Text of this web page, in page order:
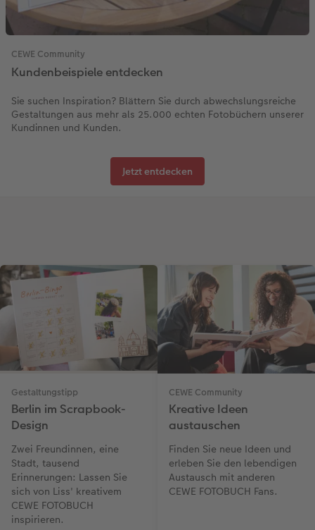
CEWE Community
Kundenbeispiele entdecken
Sie suchen Inspiration? Blättern Sie durch abwechslungsreiche
Gestaltungen aus mehr als 25.000 echten Fotobüchern unserer
Kundinnen und Kunden.
Jetzt entdecken
Gestaltungstipp
Berlin im Scrapbook-
Design
Zwei Freundinnen, eine
Stadt, tausend
Erinnerungen: Lassen Sie
sich von Liss' kreativem
CEWE FOTOBUCH
inspirieren.
CEWE Community
Kreative Ideen
austauschen
Finden Sie neue Ideen und
erleben Sie den lebendigen
Austausch mit anderen
CEWE FOTOBUCH Fans.